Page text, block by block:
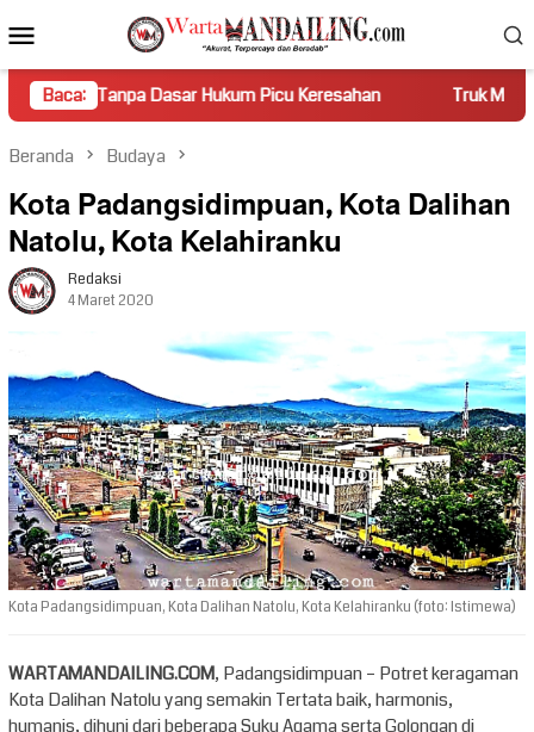
ke
kontenMobile
Baca:
Dasar Hukum Picu Keresahan Truk Miring Hambat Arus
Beranda Budaya
Kota Padangsidimpuan, Kota Dalihan
Natolu, Kota Kelahiranku
Redaksi
4 Maret 2020
Kota Padangsidimpuan, Kota Dalihan Natolu, Kota Kelahiranku (foto: Istimewa)
WARTAMANDAILING.COM, Padangsidimpuan – Potret keragaman
Kota Dalihan Natolu yang semakin Tertata baik, harmonis,
humanis, dihuni dari beberapa Suku Agama serta Golongan di